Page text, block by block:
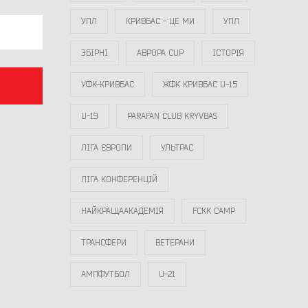
УПЛ КРИВБАС - ЦЕ МИ УПЛ
ЗБІРНІ АВРОРА CUP ІСТОРІЯ
УФК-КРИВБАС ЖФК КРИВБАС U-15
U-19 PARAFAN CLUB KRYVBAS
ЛІГА ЄВРОПИ УЛЬТРАС
ЛІГА КОНФЕРЕНЦІЙ
НАЙКРАЩААКАДЕМІЯ FCKK CAMP
ТРАНСФЕРИ ВЕТЕРАНИ
АМПФУТБОЛ U-21